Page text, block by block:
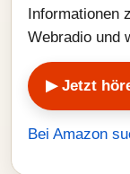
Informationen
Webradio und
▶ Jetzt
Bei Amazon